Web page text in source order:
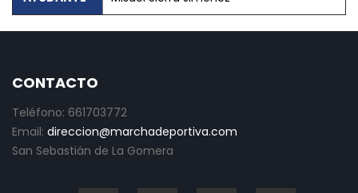
CONTACTO
Teléfono: 661703772
Email: direccion@marchadeportiva.com
San Sebastián de La Gomera